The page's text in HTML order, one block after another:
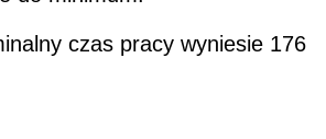
czas pracy wyniesie 176